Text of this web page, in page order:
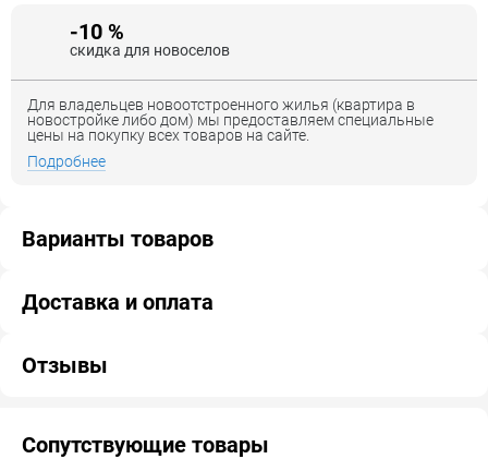
-10 %
скидка для новоселов
Для владельцев новоотстроенного жилья (квартира в
новостройке либо дом) мы предоставляем специальные
цены на покупку всех товаров на сайте.
Подробнее
Варианты товаров
Доставка и оплата
Отзывы
Сопутствующие товары